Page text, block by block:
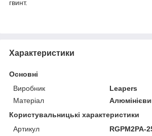
гвинт.
Характеристики
Основні
Виробник
Leapers
Матеріал
Користувальницькі характеристики
Артикул
RGPM2PA-